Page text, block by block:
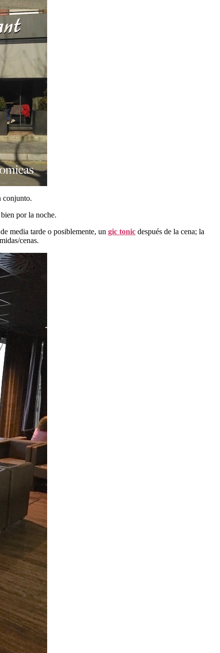
conjunto.
por la noche.
media tarde o posiblemente, un gic tonic después de la cena; la
cenas.